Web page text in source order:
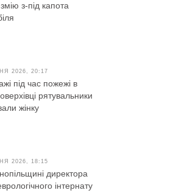
з-під капота
2026, 20:17
під час пожежі в
рятувальники
жінку
2026, 18:15
директора
інтернату